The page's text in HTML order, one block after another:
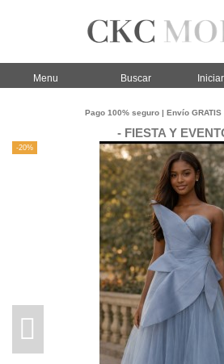
Menu Buscar
Pago 100% seguro | Envío
- FIESTA Y
-20%